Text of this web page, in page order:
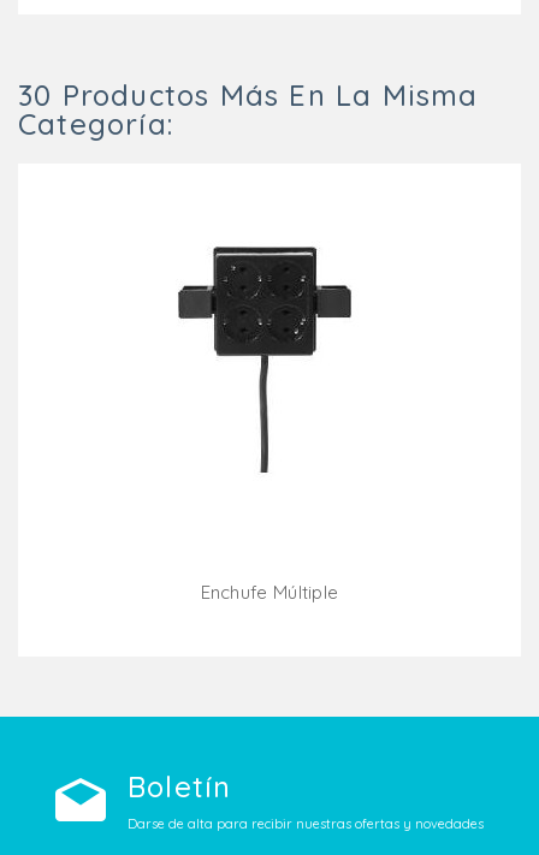
30 Productos Más En La Misma
Categoría:
Enchufe Múltiple
Boletín
Darse de alta para recibir nuestras ofertas y novedades